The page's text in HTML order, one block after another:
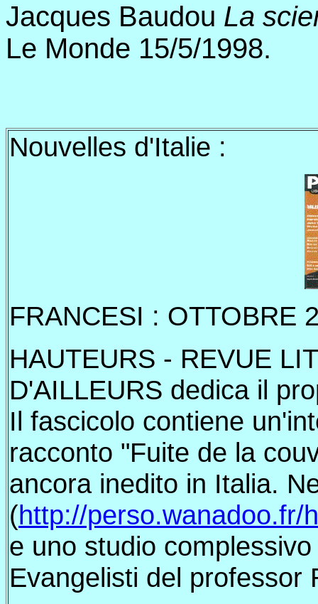
Jacques Baudou La
Le Monde 15/5/1998.
Nouvelles d'Italie :
FRANCESI : OTTOBRE
HAUTEURS - REVUE
D'AILLEURS dedica il
Il fascicolo contiene
racconto "Fuite de la
ancora inedito in Italia.
(http://perso.wanadoo.fr/
e uno studio
Evangelisti del professor